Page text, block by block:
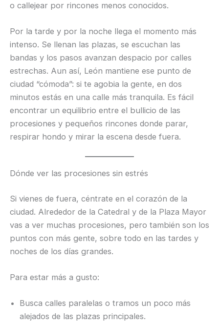
o callejear por rincones menos conocidos.
Por la tarde y por la noche llega el momento más
intenso. Se llenan las plazas, se escuchan las
bandas y los pasos avanzan despacio por calles
estrechas. Aun así, León mantiene ese punto de
ciudad “cómoda”: si te agobia la gente, en dos
minutos estás en una calle más tranquila. Es fácil
encontrar un equilibrio entre el bullicio de las
procesiones y pequeños rincones donde parar,
respirar hondo y mirar la escena desde fuera.
Dónde ver las procesiones sin estrés
Si vienes de fuera, céntrate en el corazón de la
ciudad. Alrededor de la Catedral y de la Plaza Mayor
vas a ver muchas procesiones, pero también son los
puntos con más gente, sobre todo en las tardes y
noches de los días grandes.
Para estar más a gusto:
Busca calles paralelas o tramos un poco más
alejados de las plazas principales.